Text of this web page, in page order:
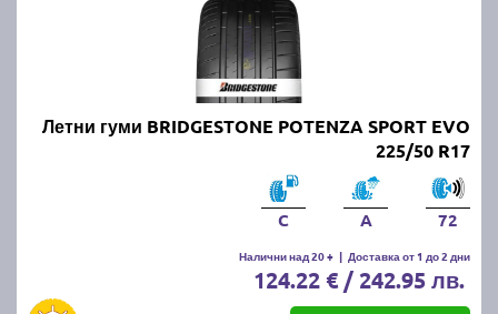
Летни гуми BRIDGESTONE POTENZA SPORT EVO
225/50 R17
C A 72
Налични над 20 + | Доставка от 1 до 2 дни
124.22 € / 242.95 лв.